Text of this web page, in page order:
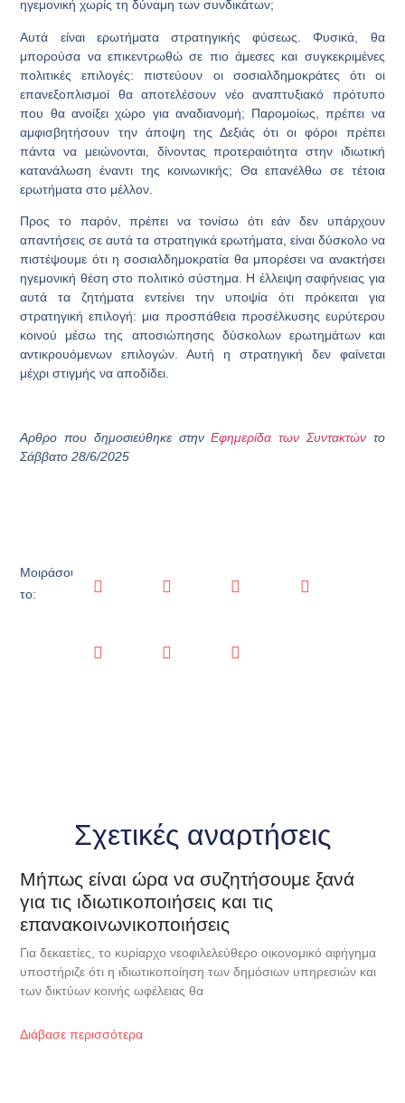
ηγεμονική χωρίς τη δύναμη των συνδικάτων;
Αυτά είναι ερωτήματα στρατηγικής φύσεως. Φυσικά, θα
μπορούσα να επικεντρωθώ σε πιο άμεσες και συγκεκριμένες
πολιτικές επιλογές: πιστεύουν οι σοσιαλδημοκράτες ότι οι
επανεξοπλισμοί θα αποτελέσουν νέο αναπτυξιακό πρότυπο
που θα ανοίξει χώρο για αναδιανομή; Παρομοίως, πρέπει να
αμφισβητήσουν την άποψη της Δεξιάς ότι οι φόροι πρέπει
πάντα να μειώνονται, δίνοντας προτεραιότητα στην ιδιωτική
κατανάλωση έναντι της κοινωνικής; Θα επανέλθω σε τέτοια
ερωτήματα στο μέλλον.
Προς το παρόν, πρέπει να τονίσω ότι εάν δεν υπάρχουν
απαντήσεις σε αυτά τα στρατηγικά ερωτήματα, είναι δύσκολο να
πιστέψουμε ότι η σοσιαλδημοκρατία θα μπορέσει να ανακτήσει
ηγεμονική θέση στο πολιτικό σύστημα. Η έλλειψη σαφήνειας για
αυτά τα ζητήματα εντείνει την υποψία ότι πρόκειται για
στρατηγική επιλογή: μια προσπάθεια προσέλκυσης ευρύτερου
κοινού μέσω της αποσιώπησης δύσκολων ερωτημάτων και
αντικρουόμενων επιλογών. Αυτή η στρατηγική δεν φαίνεται
μέχρι στιγμής να αποδίδει.
Αρθρο που δημοσιεύθηκε στηνΕφημερίδα των Συντακτώντο
Σάββατο 28/6/2025
Μοιράσου
το:
Σχετικές αναρτήσεις
Μήπως είναι ώρα να συζητήσουμε ξανά
για τις ιδιωτικοποιήσεις και τις
επανακοινωνικοποιήσεις
Για δεκαετίες, το κυρίαρχο νεοφιλελεύθερο οικονομικό αφήγημα
υποστήριζε ότι η ιδιωτικοποίηση των δημόσιων υπηρεσιών και
των δικτύων κοινής ωφέλειας θα
Διάβασε περισσότερα